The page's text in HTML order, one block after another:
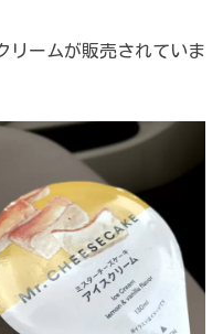
リームが販売されていま